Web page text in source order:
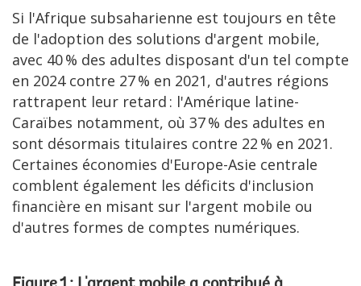
Si l'Afrique subsaharienne est toujours en tête
de l'adoption des solutions d'argent mobile,
avec 40 % des adultes disposant d'un tel compte
en 2024 contre 27 % en 2021, d'autres régions
rattrapent leur retard : l'Amérique latine-
Caraïbes notamment, où 37 % des adultes en
sont désormais titulaires contre 22 % en 2021.
Certaines économies d'Europe-Asie centrale
comblent également les déficits d'inclusion
financière en misant sur l'argent mobile ou
d'autres formes de comptes numériques.